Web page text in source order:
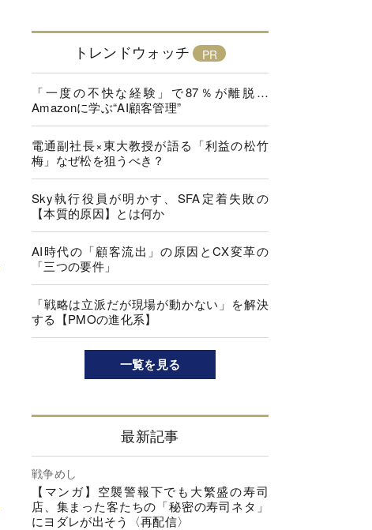
トレンドウォッチ
「一度の不快な経験」で87％が離脱…
Amazonに学ぶ“AI顧客管理”
電通副社長×東大教授が語る「利益の松竹
梅」なぜ松を狙うべき？
Sky執行役員が明かす、SFA定着失敗の
【本質的原因】とは何か
AI時代の「顧客流出」の原因とCX変革の
「三つの要件」
「戦略は立派だが現場が動かない」を解決
する【PMOの進化系】
一覧を見る
最新記事
戦争めし
【マンガ】空襲警報下でも大繁盛の寿司
店、集まった客たちの「秘密の寿司ネタ」
にヨダレが出そう〈再配信〉